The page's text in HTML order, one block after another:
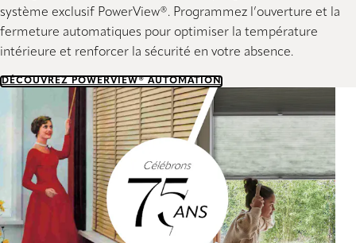
système exclusif PowerView®. Programmez l’ouverture et la
fermeture automatiques pour optimiser la température
intérieure et renforcer la sécurité en votre absence.
DÉCOUVREZ POWERVIEW® AUTOMATION